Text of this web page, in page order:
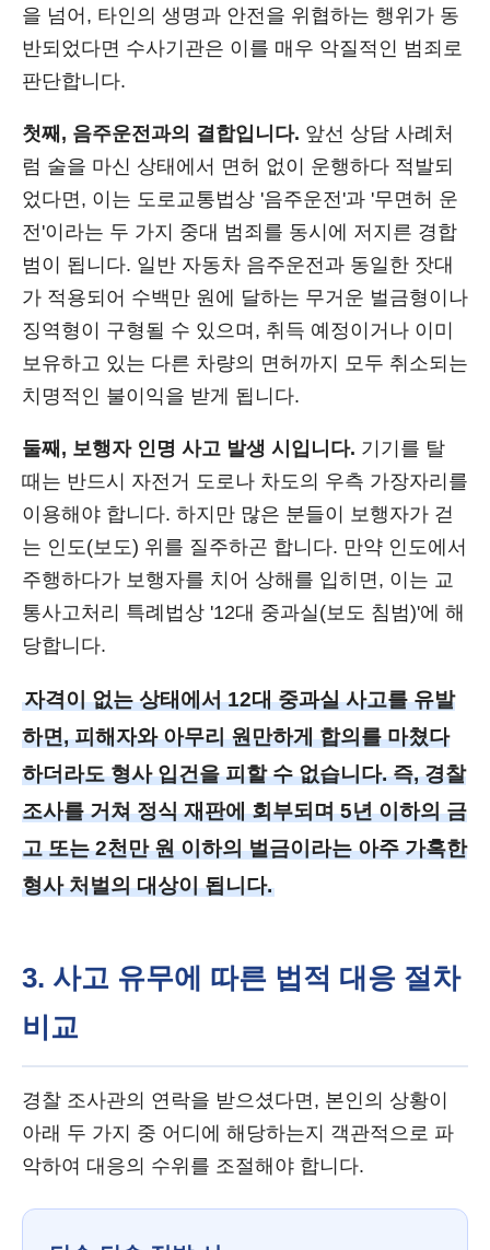
을 넘어, 타인의 생명과 안전을 위협하는 행위가 동
반되었다면 수사기관은 이를 매우 악질적인 범죄로
판단합니다.
첫째, 음주운전과의 결합입니다. 앞선 상담 사례처
럼 술을 마신 상태에서 면허 없이 운행하다 적발되
었다면, 이는 도로교통법상 '음주운전'과 '무면허 운
전'이라는 두 가지 중대 범죄를 동시에 저지른 경합
범이 됩니다. 일반 자동차 음주운전과 동일한 잣대
가 적용되어 수백만 원에 달하는 무거운 벌금형이나
징역형이 구형될 수 있으며, 취득 예정이거나 이미
보유하고 있는 다른 차량의 면허까지 모두 취소되는
치명적인 불이익을 받게 됩니다.
둘째, 보행자 인명 사고 발생 시입니다. 기기를 탈
때는 반드시 자전거 도로나 차도의 우측 가장자리를
이용해야 합니다. 하지만 많은 분들이 보행자가 걷
는 인도(보도) 위를 질주하곤 합니다. 만약 인도에서
주행하다가 보행자를 치어 상해를 입히면, 이는 교
통사고처리 특례법상 '12대 중과실(보도 침범)'에 해
당합니다.
자격이 없는 상태에서 12대 중과실 사고를 유발
하면, 피해자와 아무리 원만하게 합의를 마쳤다
하더라도 형사 입건을 피할 수 없습니다. 즉, 경찰
조사를 거쳐 정식 재판에 회부되며 5년 이하의 금
고 또는 2천만 원 이하의 벌금이라는 아주 가혹한
형사 처벌의 대상이 됩니다.
3. 사고 유무에 따른 법적 대응 절차
비교
경찰 조사관의 연락을 받으셨다면, 본인의 상황이
아래 두 가지 중 어디에 해당하는지 객관적으로 파
악하여 대응의 수위를 조절해야 합니다.